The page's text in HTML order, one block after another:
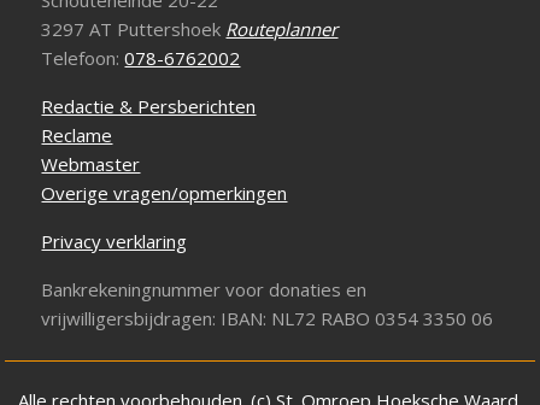
3297 AT Puttershoek Routeplanner
Telefoon:078-6762002
Redactie & Persberichten
Reclame
Webmaster
Overige vragen/opmerkingen
Privacy verklaring
Bankrekeningnummer voor donaties en
vrijwilligersbijdragen: IBAN: NL72 RABO 0354 3350 06
Alle rechten voorbehouden. (c) St. Omroep Hoeksche Waard.